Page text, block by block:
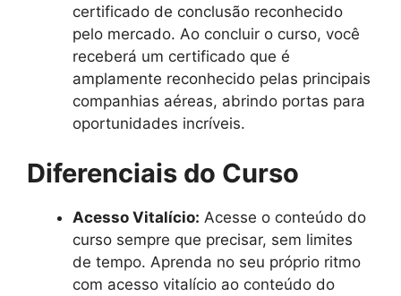
certificado de conclusão reconhecido
pelo mercado. Ao concluir o curso, você
receberá um certificado que é
amplamente reconhecido pelas principais
companhias aéreas, abrindo portas para
oportunidades incríveis.
Diferenciais do Curso
Acesso Vitalício: Acesse o conteúdo do
curso sempre que precisar, sem limites
de tempo. Aprenda no seu próprio ritmo
com acesso vitalício ao conteúdo do